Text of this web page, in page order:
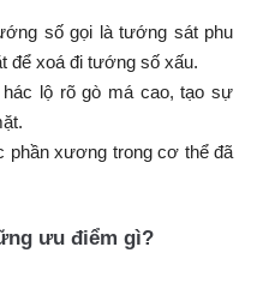
số gọi là tướng sát phu
để xoá đi tướng số xấu.
lộ rõ gò má cao, tạo sự
phần xương trong cơ thể đã
ưu điểm gì?